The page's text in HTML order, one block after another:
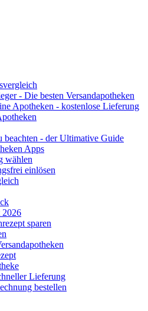
- Die besten Versandapotheken
Apotheken - kostenlose Lieferung
beachten - der Ultimative Guide
Apps
wählen
einlösen
2026
sparen
Lieferung
bestellen